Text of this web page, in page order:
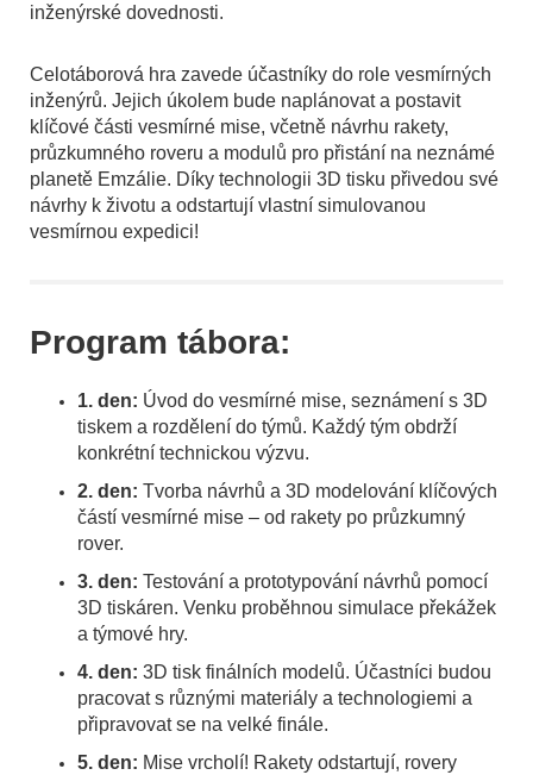
inženýrské dovednosti.
Celotáborová hra zavede účastníky do role vesmírných
inženýrů. Jejich úkolem bude naplánovat a postavit
klíčové části vesmírné mise, včetně návrhu rakety,
průzkumného roveru a modulů pro přistání na neznámé
planetě Emzálie. Díky technologii 3D tisku přivedou své
návrhy k životu a odstartují vlastní simulovanou
vesmírnou expedici!
Program tábora:
1. den: Úvod do vesmírné mise, seznámení s 3D
tiskem a rozdělení do týmů. Každý tým obdrží
konkrétní technickou výzvu.
2. den: Tvorba návrhů a 3D modelování klíčových
částí vesmírné mise – od rakety po průzkumný
rover.
3. den: Testování a prototypování návrhů pomocí
3D tiskáren. Venku proběhnou simulace překážek
a týmové hry.
4. den: 3D tisk finálních modelů. Účastníci budou
pracovat s různými materiály a technologiemi a
připravovat se na velké finále.
5. den: Mise vrcholí! Rakety odstartují, rovery